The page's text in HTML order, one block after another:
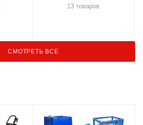
13 товаров
СМОТРЕТЬ ВСЕ